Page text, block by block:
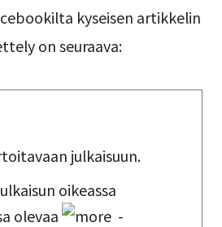
kyseisen artikkelin
on seuraava:
julkaisuun.
oikeassa
olevaa
-